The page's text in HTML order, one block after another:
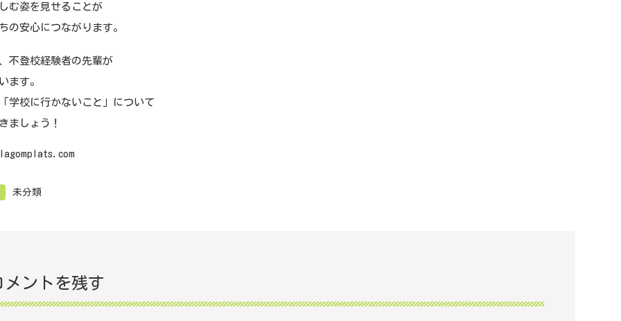
む姿を見せることが
の安心につながります。
不登校経験者の先輩が
ます。
学校に行かないこと」について
ましょう！
未分類
メントを残す